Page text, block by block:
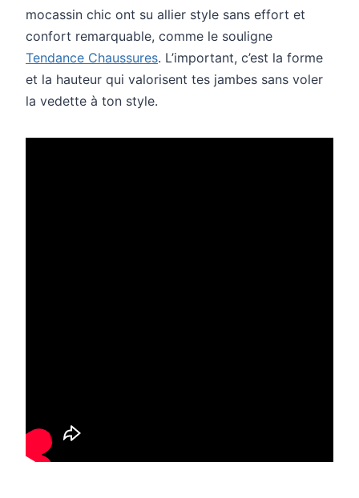
mocassin chic ont su allier style sans effort et
confort remarquable, comme le souligne
Tendance Chaussures. L’important, c’est la forme
et la hauteur qui valorisent tes jambes sans voler
la vedette à ton style.